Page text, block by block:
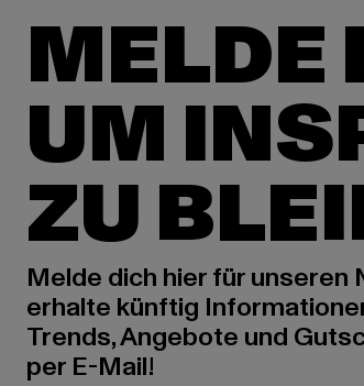
MELDE
UM
ZU
Melde dich hier für unseren
erhalte künftig
Trends, Angebote und
per E-Mail!